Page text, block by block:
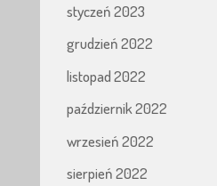
styczeń 2023
grudzień 2022
listopad 2022
październik 2022
wrzesień 2022
sierpień 2022